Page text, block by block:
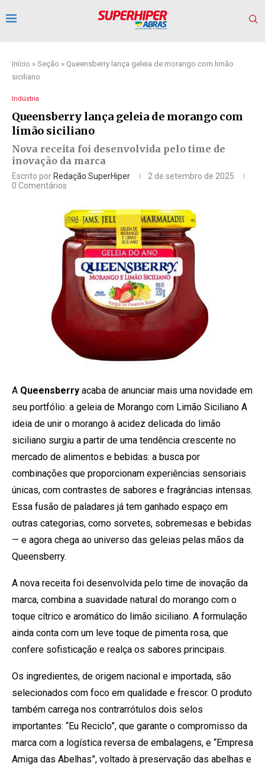
Início » Seção » Queensberry lança geleia de morango com limão
siciliano
Indústria
Queensberry lança geleia de morango com
limão siciliano
Nova receita foi desenvolvida pelo time de
inovação da marca
Escrito porRedação SuperHiper
2 de setembro de 2025
0 Comentários
A Queensberry acaba de anunciar mais uma novidade em
seu portfólio: a geleia de Morango com Limão Siciliano A
ideia de unir o morango à acidez delicada do limão
siciliano surgiu a partir de uma tendência crescente no
mercado de alimentos e bebidas: a busca por
combinações que proporcionam experiências sensoriais
únicas, com contrastes de sabores e fragrâncias intensas.
Essa fusão de paladares já tem ganhado espaço em
outras categorias, como sorvetes, sobremesas e bebidas
— e agora chega ao universo das geleias pelas mãos da
Queensberry.
A nova receita foi desenvolvida pelo time de inovação da
marca, combina a suavidade natural do morango com o
toque cítrico e aromático do limão siciliano. A formulação
ainda conta com um leve toque de pimenta rosa, que
confere sofisticação e realça os sabores principais.
Os ingredientes, de origem nacional e importada, são
selecionados com foco em qualidade e frescor. O produto
também carrega nos contrarrótulos dois selos
importantes: “Eu Reciclo”, que garante o compromisso da
marca com a logística reversa de embalagens, e “Empresa
Amiga das Abelhas”, voltado à preservação das abelhas e